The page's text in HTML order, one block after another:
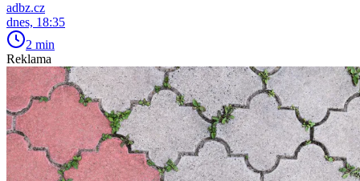
adbz.cz
dnes, 18:35
2 min
Reklama